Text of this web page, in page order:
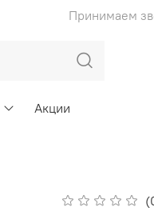
Принимаем
Акции